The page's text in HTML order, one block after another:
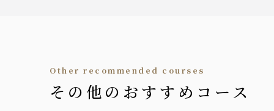
ジャパンクラフト『六ROKU』
・ジンソーダ
・ジントニック
other recommended courses
その他のおすすめコース